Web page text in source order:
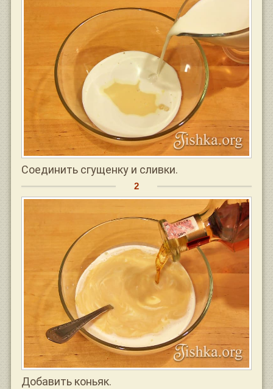
Соединить сгущенку и сливки.
Добавить коньяк.